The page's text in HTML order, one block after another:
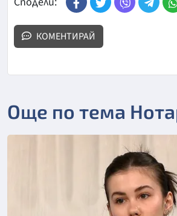
КОМЕНТИРАЙ
Още по тема